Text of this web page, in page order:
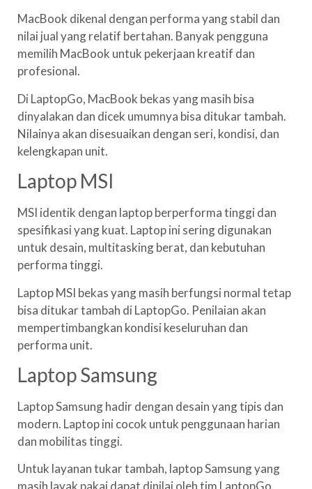
MacBook dikenal dengan performa yang stabil dan
nilai jual yang relatif bertahan. Banyak pengguna
memilih MacBook untuk pekerjaan kreatif dan
profesional.
Di LaptopGo, MacBook bekas yang masih bisa
dinyalakan dan dicek umumnya bisa ditukar tambah.
Nilainya akan disesuaikan dengan seri, kondisi, dan
kelengkapan unit.
Laptop MSI
MSI identik dengan laptop berperforma tinggi dan
spesifikasi yang kuat. Laptop ini sering digunakan
untuk desain, multitasking berat, dan kebutuhan
performa tinggi.
Laptop MSI bekas yang masih berfungsi normal tetap
bisa ditukar tambah di LaptopGo. Penilaian akan
mempertimbangkan kondisi keseluruhan dan
performa unit.
Laptop Samsung
Laptop Samsung hadir dengan desain yang tipis dan
modern. Laptop ini cocok untuk penggunaan harian
dan mobilitas tinggi.
Untuk layanan tukar tambah, laptop Samsung yang